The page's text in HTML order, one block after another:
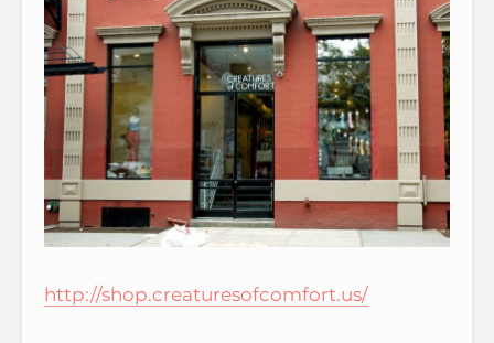
http://shop.creaturesofcomfort.us/